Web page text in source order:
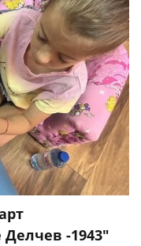
-1943"